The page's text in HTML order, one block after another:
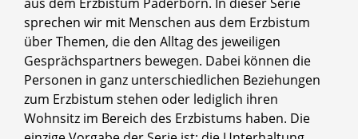
sprechen wir mit Menschen aus dem Erzbistum
über Themen, die den Alltag des jeweiligen
Gesprächspartners bewegen. Dabei können die
Personen in ganz unterschiedlichen Beziehungen
zum Erzbistum stehen oder lediglich ihren
Wohnsitz im Bereich des Erzbistums haben. Die